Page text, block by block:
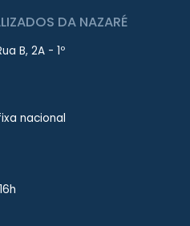
DA NAZARÉ
B, 2A - 1º
nacional